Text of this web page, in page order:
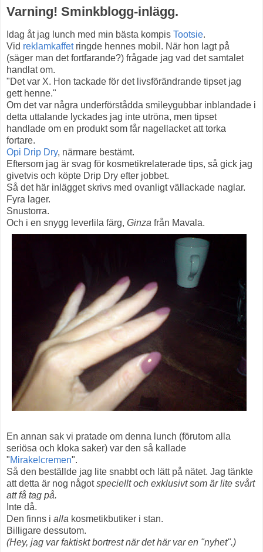
Varning! Sminkblogg-inlägg.
Idag åt jag lunch med min bästa kompis Tootsie.
Vid reklamkaffetringde hennes mobil. När hon lagt på
(säger man det fortfarande?) frågade jag vad det samtalet
handlat om.
"Det var X. Hon tackade för det livsförändrande tipset jag
gett henne."
Om det var några underförstådda smileygubbar inblandade i
detta uttalande lyckades jag inte utröna, men tipset
handlade om en produkt som får nagellacket att torka
fortare.
Opi Drip Dry, närmare bestämt.
Eftersom jag är svag för kosmetikrelaterade tips, så gick jag
givetvis och köpte Drip Dry efter jobbet.
Så det här inlägget skrivs med ovanligt vällackade naglar.
Fyra lager.
Snustorra.
Och i en snygg leverlila färg, Ginza från Mavala.
En annan sak vi pratade om denna lunch (förutom alla
seriösa och kloka saker) var den så kallade
"Mirakelcremen".
Så den beställde jag lite snabbt och lätt på nätet. Jag tänkte
att detta är nog någotspeciellt och exklusivt som är lite svårt
att få tag på.
Inte då.
Den finns i alla kosmetikbutiker i stan.
Billigare dessutom.
(Hey, jag var faktiskt bortrest när det här var en "nyhet".)